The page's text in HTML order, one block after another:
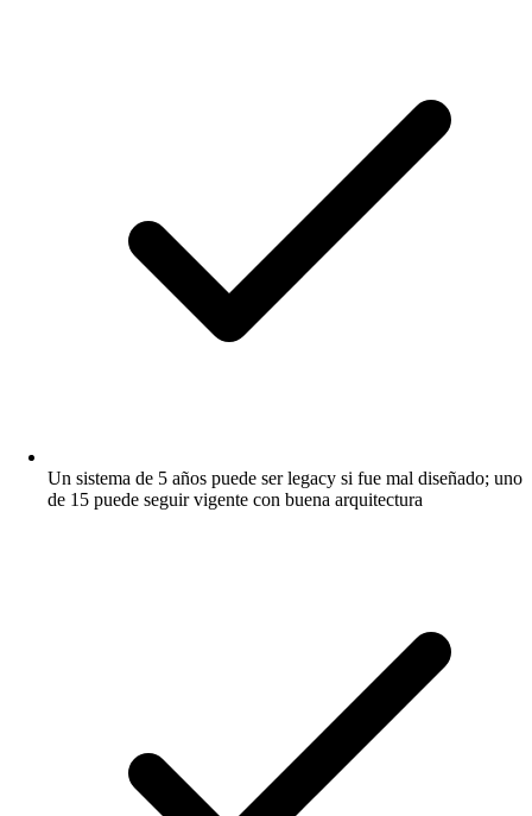
Un sistema de 5 años puede ser legacy si fue mal diseñado; uno
de 15 puede seguir vigente con buena arquitectura